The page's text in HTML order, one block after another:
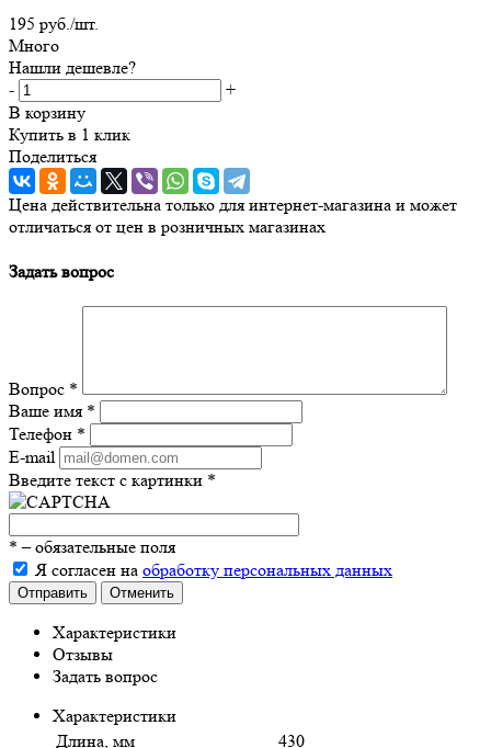
195 руб./шт.
Много
Нашли дешевле?
-
+
В корзину
Купить в 1 клик
Поделиться
Цена действительна только для интернет-магазина и может
отличаться от цен в розничных магазинах
Задать вопрос
Вопрос *
Ваше имя *
Телефон *
E-mail
Введите текст с картинки *
* – обязательные поля
Я согласен на обработку персональных данных
Отправить Отменить
Характеристики
Отзывы
Задать вопрос
Характеристики
Длина, мм
430